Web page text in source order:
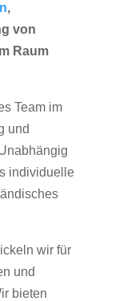
,
von
Raum
Team im
und
individuelle
wir für
und
bieten